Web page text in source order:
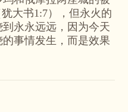
大书1:7），但永火的
永永远远，因为今天
事情发生，而是效果